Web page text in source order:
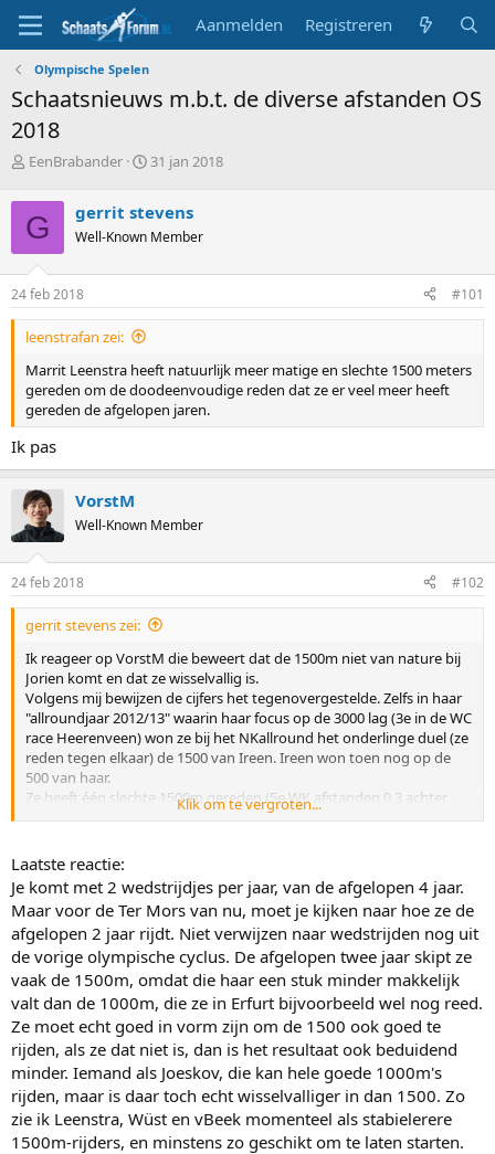
Aanmelden Registreren
Olympische Spelen
Schaatsnieuws m.b.t. de diverse afstanden OS
2018
T
p
i
c
s
t
a
r
t
r
EenBrabander
S
r
t
a
u
31 jan 2018
G gerrit stevens
Well-Known Member
24 feb 2018 #101
leenstrafan zei:
Marrit Leenstra heeft natuurlijk meer matige en slechte 1500 meters
gereden om de doodeenvoudige reden dat ze er veel meer heeft
gereden de afgelopen jaren.
Ik pas
VorstM
Well-Known Member
24 feb 2018 #102
gerrit stevens zei:
Ik reageer op VorstM die beweert dat de 1500m niet van nature bij
Jorien komt en dat ze wisselvallig is.
Volgens mij bewijzen de cijfers het tegenovergestelde. Zelfs in haar
"allroundjaar 2012/13" waarin haar focus op de 3000 lag (3e in de WC
race Heerenveen) won ze bij het NKallround het onderlinge duel (ze
reden tegen elkaar) de 1500 van Ireen. Ireen won toen nog op de
500 van haar.
Ze heeft één slechte 1500m gereden (5e WK afstanden 0,3 achter
Leenstra kun je toch niet echt slecht noemen) en dat was het OKT.
Klik om te vergroten...
Laatste reactie:
Je komt met 2 wedstrijdjes per jaar, van de afgelopen 4 jaar.
Maar voor de Ter Mors van nu, moet je kijken naar hoe ze de
afgelopen 2 jaar rijdt. Niet verwijzen naar wedstrijden nog uit
de vorige olympische cyclus. De afgelopen twee jaar skipt ze
vaak de 1500m, omdat die haar een stuk minder makkelijk
valt dan de 1000m, die ze in Erfurt bijvoorbeeld wel nog reed.
Ze moet echt goed in vorm zijn om de 1500 ook goed te
rijden, als ze dat niet is, dan is het resultaat ook beduidend
minder. Iemand als Joeskov, die kan hele goede 1000m's
rijden, maar is daar toch echt wisselvalliger in dan 1500. Zo
zie ik Leenstra, Wüst en vBeek momenteel als stabielerere
1500m-rijders, en minstens zo geschikt om te laten starten.